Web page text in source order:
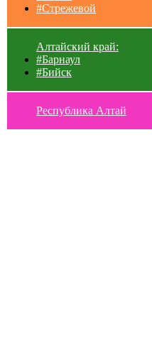
#Стрежевой
Алтайский край:
#Барнаул
#Бийск
Республика Алтай